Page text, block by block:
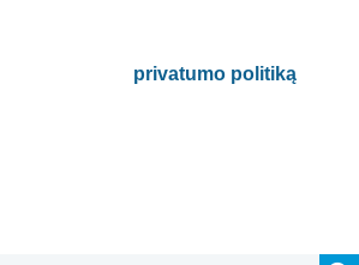
privatumo politiką.